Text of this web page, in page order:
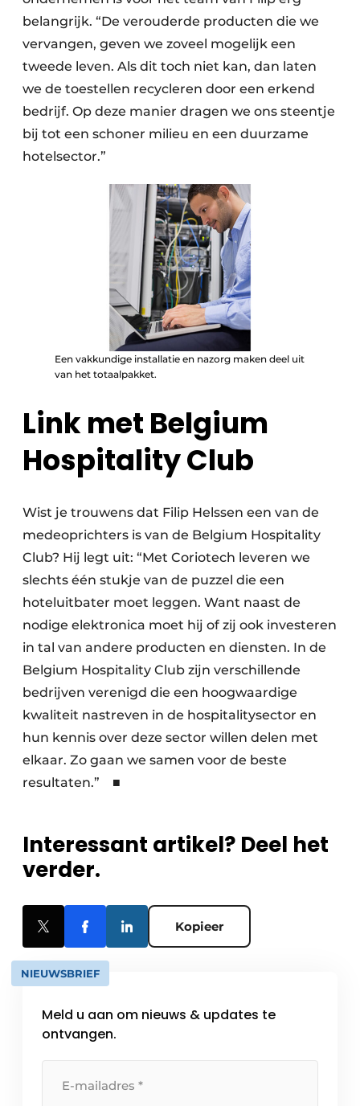
belangrijk. “De verouderde producten die we
vervangen, geven we zoveel mogelijk een
tweede leven. Als dit toch niet kan, dan laten
we de toestellen recycleren door een erkend
bedrijf. Op deze manier dragen we ons steentje
bij tot een schoner milieu en een duurzame
hotelsector.”
Een vakkundige installatie en nazorg maken deel uit
van het totaalpakket.
Link met Belgium
Hospitality Club
Wist je trouwens dat Filip Helssen een van de
medeoprichters is van de Belgium Hospitality
Club? Hij legt uit: “Met Coriotech leveren we
slechts één stukje van de puzzel die een
hoteluitbater moet leggen. Want naast de
nodige elektronica moet hij of zij ook investeren
in tal van andere producten en diensten. In de
Belgium Hospitality Club zijn verschillende
bedrijven verenigd die een hoogwaardige
kwaliteit nastreven in de hospitalitysector en
hun kennis over deze sector willen delen met
elkaar. Zo gaan we samen voor de beste
resultaten.” ■
Interessant artikel? Deel het
verder.
Kopieer
NIEUWSBRIEF
Meld u aan om nieuws & updates te
ontvangen.